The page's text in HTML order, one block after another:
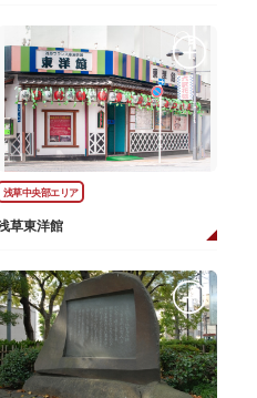
浅草中央部エリア
草東洋館